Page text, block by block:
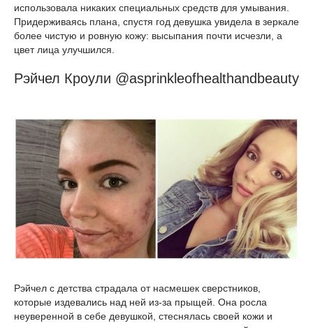
использовала никаких специальных средств для умывания.
Придерживаясь плана, спустя год девушка увидела в зеркале
более чистую и ровную кожу: высыпания почти исчезли, а
цвет лица улучшился.
Рэйчел Кроули @asprinkleofhealthandbeauty
Рэйчел с детства страдала от насмешек сверстников,
которые издевались над ней из-за прыщей. Она росла
неуверенной в себе девушкой, стеснялась своей кожи и